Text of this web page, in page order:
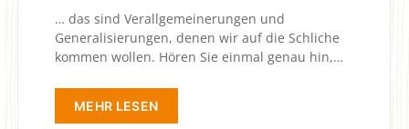
… das sind Verallgemeinerungen und
Generalisierungen, denen wir auf die Schliche
kommen wollen. Hören Sie einmal genau hin,…
MEHR LESEN